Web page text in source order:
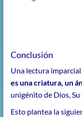
Conclusión
Una lectura
es una criatura, un
unigénito de Dios, Su
Esto plantea la